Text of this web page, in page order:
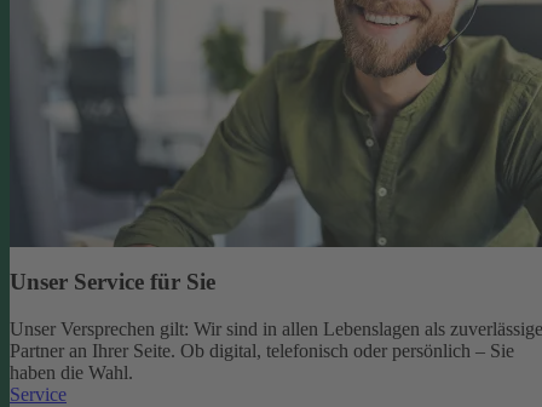
Unser Service für Sie
Unser Versprechen gilt: Wir sind in allen Lebenslagen als
Partner an Ihrer Seite. Ob digital, telefonisch oder persönlich – Sie
haben die Wahl.
Service